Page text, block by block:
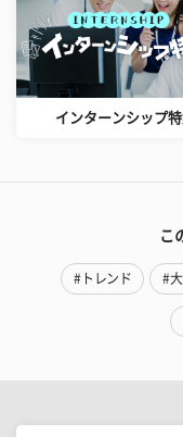
インターンシップ
こ
#トレンド #